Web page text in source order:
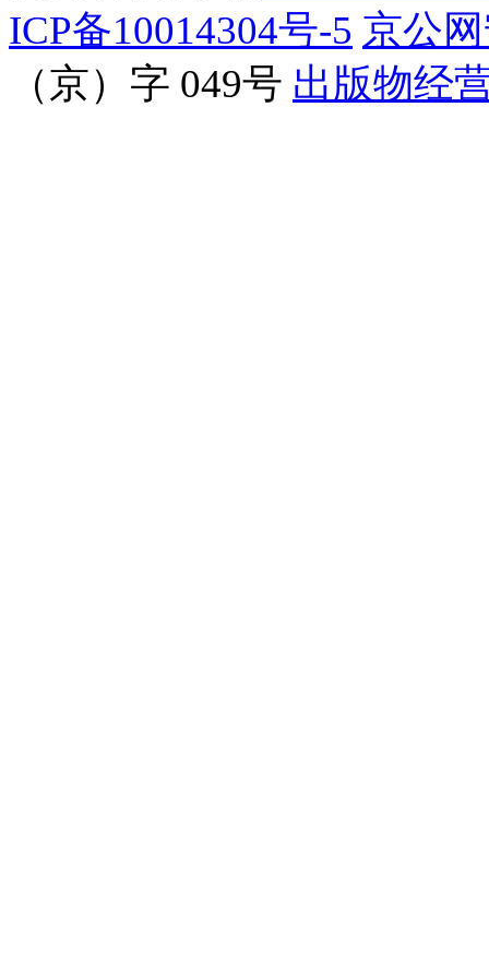
ICP备10014304号-5 京公
（京）字 049号 出版物经